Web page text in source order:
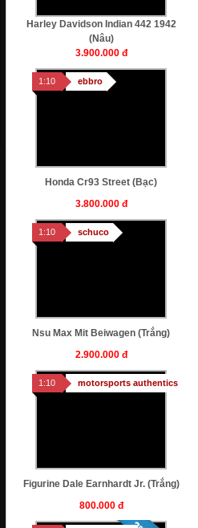
Harley Davidson Indian 442 1942
(nâu)
3.900.000 đ
1:10 ebbro
Honda Cr93 Street (bạc)
3.800.000 đ
1:10 schuco
Nsu Max Mit Beiwagen (trắng)
2.900.000 đ
1:10 motorsports authentics
Figurine Dale Earnhardt Jr. (trắng)
800.000 đ